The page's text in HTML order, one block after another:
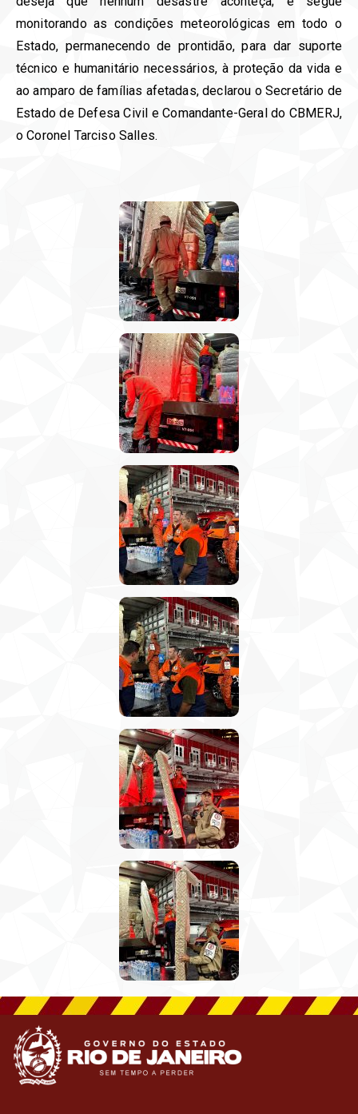
monitorando as condições meteorológicas em todo o
Estado, permanecendo de prontidão, para dar suporte
técnico e humanitário necessários, à proteção da vida e
ao amparo de famílias afetadas, declarou o Secretário de
Estado de Defesa Civil e Comandante-Geral do CBMERJ,
o Coronel Tarciso Salles.